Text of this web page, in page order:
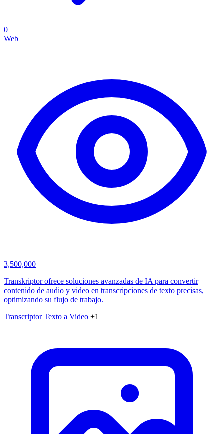
0
Web
3,500,000
Transkriptor ofrece soluciones avanzadas de IA para convertir
contenido de audio y video en transcripciones de texto precisas,
optimizando su flujo de trabajo.
TranscriptorTexto a Video +1